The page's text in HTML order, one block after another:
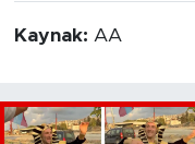
Kaynak: AA